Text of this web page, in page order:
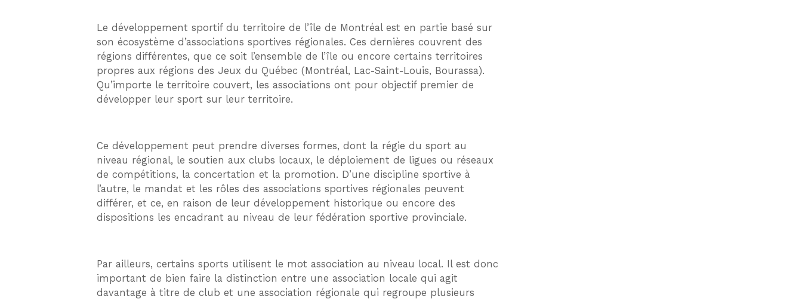
Le développement sportif du territoire de l’île de Montréal est en partie basé sur
son écosystème d’associations sportives régionales. Ces dernières couvrent des
régions différentes, que ce soit l’ensemble de l’île ou encore certains territoires
propres aux régions des Jeux du Québec (Montréal, Lac-Saint-Louis, Bourassa).
Qu’importe le territoire couvert, les associations ont pour objectif premier de
développer leur sport sur leur territoire.
Ce développement peut prendre diverses formes, dont la régie du sport au
niveau régional, le soutien aux clubs locaux, le déploiement de ligues ou réseaux
de compétitions, la concertation et la promotion. D’une discipline sportive à
l’autre, le mandat et les rôles des associations sportives régionales peuvent
différer, et ce, en raison de leur développement historique ou encore des
dispositions les encadrant au niveau de leur fédération sportive provinciale.
Par ailleurs, certains sports utilisent le mot association au niveau local. Il est donc
important de bien faire la distinction entre une association locale qui agit
davantage à titre de club et une association régionale qui regroupe plusieurs